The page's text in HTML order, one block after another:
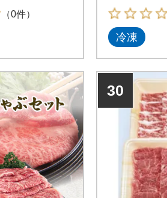
（0件）
す。
冷凍
30